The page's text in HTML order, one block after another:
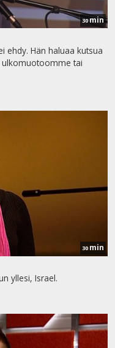
30min
ehdy. Hän haluaa kutsua
ulkomuotoomme tai
30 min
yllesi, Israel.